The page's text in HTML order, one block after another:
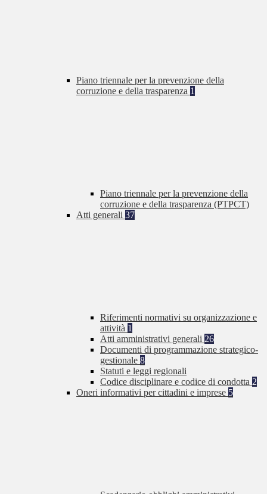
Piano triennale per la prevenzione della
corruzione e della trasparenza 1
Piano triennale per la prevenzione della
corruzione e della trasparenza (PTPCT)
Atti generali 37
Riferimenti normativi su organizzazione e
attività 1
Atti amministrativi generali 26
Documenti di programmazione strategico-
gestionale 8
Statuti e leggi regionali
Codice disciplinare e codice di condotta 2
Oneri informativi per cittadini e imprese 5